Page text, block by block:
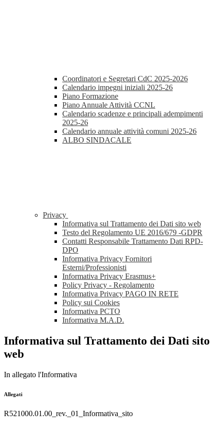
Coordinatori e Segretari CdC 2025-2026
Calendario impegni iniziali 2025-26
Piano Formazione
Piano Annuale Attività CCNL
Calendario scadenze e principali adempimenti
2025-26
Calendario annuale attività comuni 2025-26
ALBO SINDACALE
Privacy
Informativa sul Trattamento dei Dati sito web
Testo del Regolamento UE 2016/679 -GDPR
Contatti Responsabile Trattamento Dati RPD-
DPO
Informativa Privacy Fornitori
Esterni/Professionisti
Informativa Privacy Erasmus+
Policy Privacy - Regolamento
Informativa Privacy PAGO IN RETE
Policy sui Cookies
Informativa PCTO
Informativa M.A.D.
Informativa sul Trattamento dei Dati sito
web
In allegato l'Informativa
Allegati
R521000.01.00_rev._01_Informativa_sito